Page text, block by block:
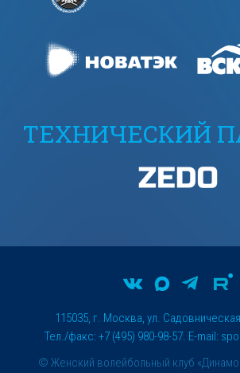
ТЕХНИЧЕСКИЙ
© Женский волейбольный клуб
115035, г. Москва, ул.
Тел./факс: +7 (495) 980-98-57. E-mail: